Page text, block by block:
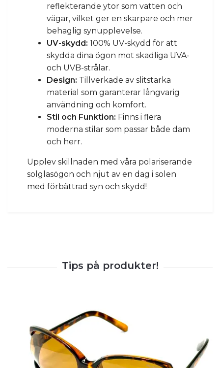
reflekterande ytor som vatten och
vägar, vilket ger en skarpare och mer
behaglig synupplevelse.
UV-skydd: 100% UV-skydd för att
skydda dina ögon mot skadliga UVA-
och UVB-strålar.
Design: Tillverkade av slitstarka
material som garanterar långvarig
användning och komfort.
Stil och Funktion: Finns i flera
moderna stilar som passar både dam
och herr.
Upplev skillnaden med våra polariserande
solglasögon och njut av en dag i solen
med förbättrad syn och skydd!